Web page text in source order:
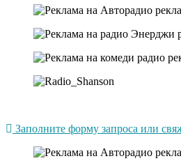
Заполните форму запроса или